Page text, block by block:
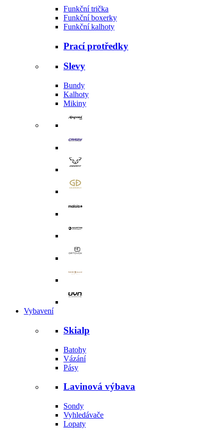
Funkční trička
Funkční boxerky
Funkční kalhoty
Prací protředky
Slevy
Bundy
Kalhoty
Mikiny
Vybavení
Skialp
Batohy
Vázání
Pásy
Lavinová výbava
Sondy
Vyhledávače
Lopaty